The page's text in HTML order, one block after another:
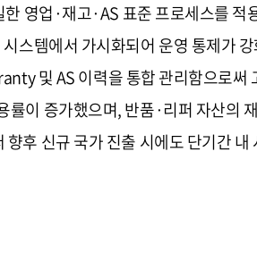
영업·재고·AS 표준 프로세스를
스템에서 가시화되어 운영 통제가
및 AS 이력을 통합 관리함으로
이 증가했으며, 반품·리퍼 자산의
후 신규 국가 진출 시에도 단기간